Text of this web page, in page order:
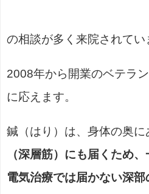
の相談が多く来院されてい
2008年から開業のベテラ
に応えます。
鍼（はり）は、身体の奥に
（深層筋）にも届くため
電気治療では届かない深部